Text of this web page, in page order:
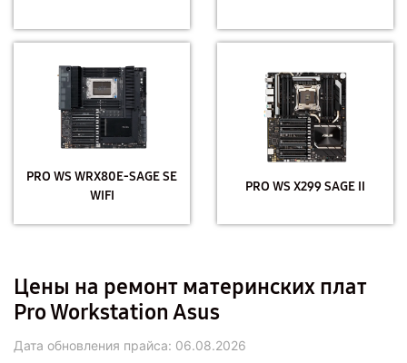
PRO WS WRX80E-SAGE SE
WIFI
PRO WS X299 SAGE II
Цены на ремонт материнских плат
Pro Workstation Asus
Дата обновления прайса: 06.08.2026